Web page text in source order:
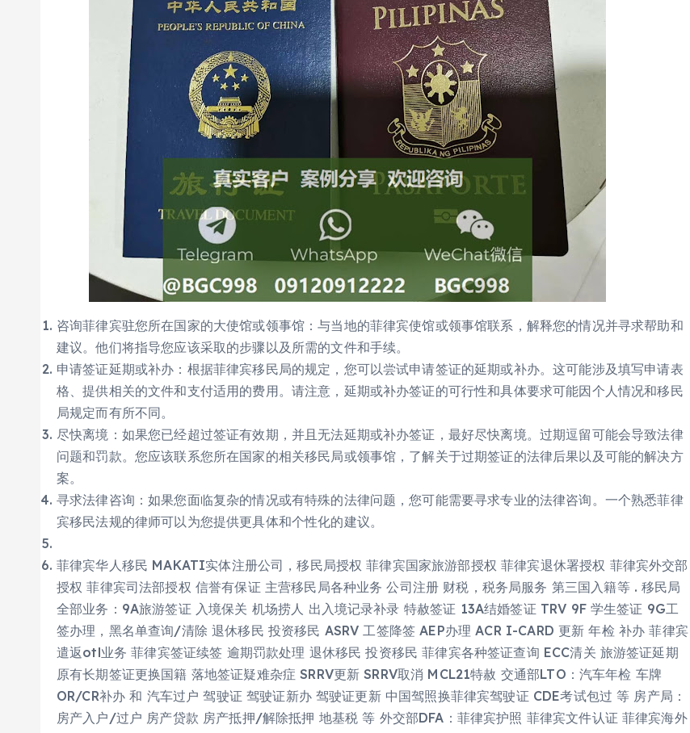
咨询菲律宾驻您所在国家的大使馆或领事馆：与当地的菲律宾使馆或领事馆联系，解释您的情况并寻求帮助和
建议。他们将指导您应该采取的步骤以及所需的文件和手续。
申请签证延期或补办：根据菲律宾移民局的规定，您可以尝试申请签证的延期或补办。这可能涉及填写申请表
格、提供相关的文件和支付适用的费用。请注意，延期或补办签证的可行性和具体要求可能因个人情况和移民
局规定而有所不同。
尽快离境：如果您已经超过签证有效期，并且无法延期或补办签证，最好尽快离境。过期逗留可能会导致法律
问题和罚款。您应该联系您所在国家的相关移民局或领事馆，了解关于过期签证的法律后果以及可能的解决方
案。
寻求法律咨询：如果您面临复杂的情况或有特殊的法律问题，您可能需要寻求专业的法律咨询。一个熟悉菲律
宾移民法规的律师可以为您提供更具体和个性化的建议。
菲律宾华人移民 MAKATI实体注册公司，移民局授权 菲律宾国家旅游部授权 菲律宾退休署授权 菲律宾外交部
授权 菲律宾司法部授权 信誉有保证 主营移民局各种业务 公司注册 财税，税务局服务 第三国入籍等 . 移民局
全部业务：9A旅游签证 入境保关 机场捞人 出入境记录补录 特赦签证 13A结婚签证 TRV 9F 学生签证 9G工
签办理，黑名单查询/清除 退休移民 投资移民 ASRV 工签降签 AEP办理 ACR I-CARD 更新 年检 补办 菲律宾
遣返otl业务 菲律宾签证续签 逾期罚款处理 退休移民 投资移民 菲律宾各种签证查询 ECC清关 旅游签证延期
原有长期签证更换国籍 落地签证疑难杂症 SRRV更新 SRRV取消 MCL21特赦 交通部LTO：汽车年检 车牌
OR/CR补办 和 汽车过户 驾驶证 驾驶证新办 驾驶证更新 中国驾照换菲律宾驾驶证 CDE考试包过 等 房产局：
房产入户/过户 房产贷款 房产抵押/解除抵押 地基税 等 外交部DFA：菲律宾护照 菲律宾文件认证 菲律宾海外